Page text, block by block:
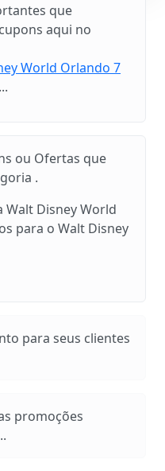
que
aqui no
World Orlando 7
ou Ofertas que
.
Walt Disney World
para o Walt Disney
para seus clientes
promoções